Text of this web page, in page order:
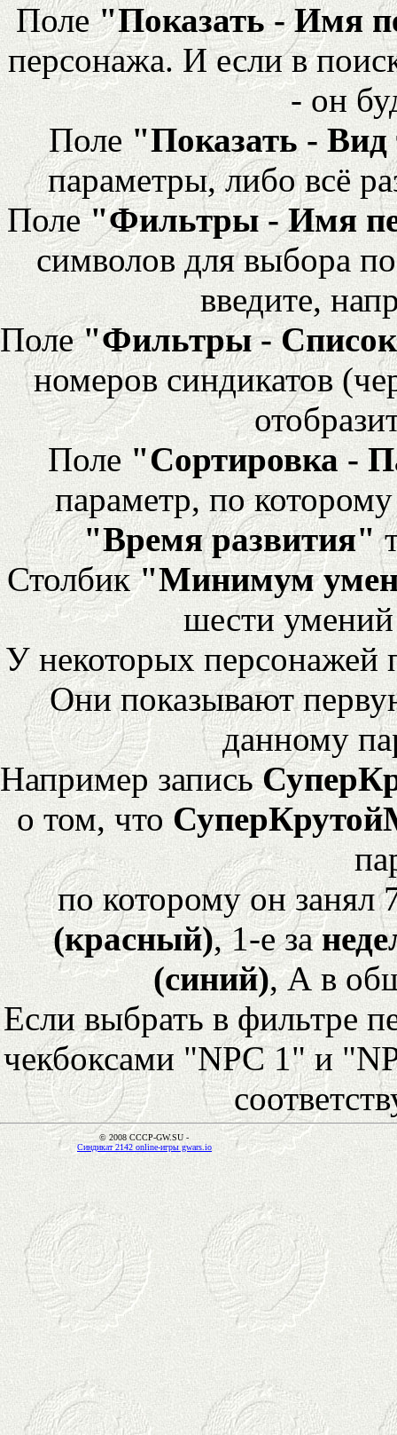
Поле"Показать - Имя
персонажа. И если в
- он
Поле "Показать -
параметры, либо всё
Поле"Фильтры - Имя
символов для выбора
введите,
Поле"Фильтры - Список
номеров синдикатов
Поле "Сортировка -
параметр, по
"Время развития"
Столбик"Минимум
шести
У некоторых персонажей
Они показывают
данному
Например запись
о том, что
по которому он
(красный), 1-е за
(синий), А в
Если выбрать в фильтре
чекбоксами "NPC 1" и
© 2008 CCCP-GW.SU -
Синдикат 2142 online-игры gwars.io